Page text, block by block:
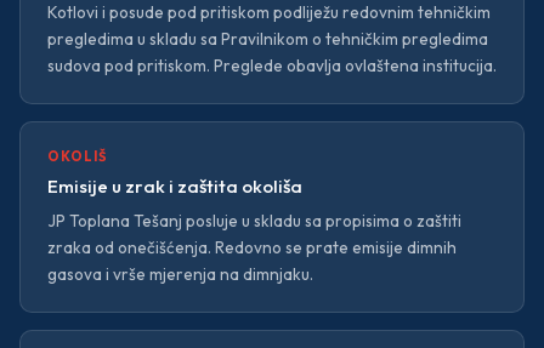
— Historijat
— Organizaciona struktura
— Djelatnosti
— Standardi
Korisnički servis
Kotlovi i posude pod pritiskom podliježu redovnim tehničkim
pregledima u skladu sa Pravilnikom o tehničkim pregledima
sudova pod pritiskom. Preglede obavlja ovlaštena institucija.
OKOLIŠ
Emisije u zrak i zaštita okoliša
JP Toplana Tešanj posluje u skladu sa propisima o zaštiti
zraka od onečišćenja. Redovno se prate emisije dimnih
gasova i vrše mjerenja na dimnjaku.